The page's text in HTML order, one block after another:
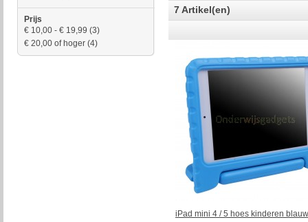
7 Artikel(en)
iPad mini 4 / 5 hoes kinderen blauw
Prijs
€ 10,00 - € 19,99 (3)
€ 20,00 of hoger (4)